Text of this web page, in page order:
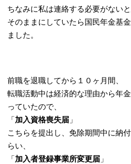
ちなみに私は連絡する必要がない
そのままにしていたら国民年金基
ました。
前職を退職してから１０ヶ月間、
転職活動中は経済的な理由から年
っていたので、
「 加入資格喪失届 」
こちらを提出し、免除期間中に納
らい、
「 加入者登録事業所変更届 」